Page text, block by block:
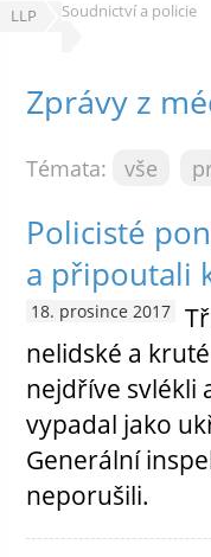
LLP Soudnictví a policie
Zprávy z
Témata: vše
Policisté
a připoutali
18. prosince 2017
nelidské a
nejdříve svlékli
vypadal jako
Generální
neporušili.